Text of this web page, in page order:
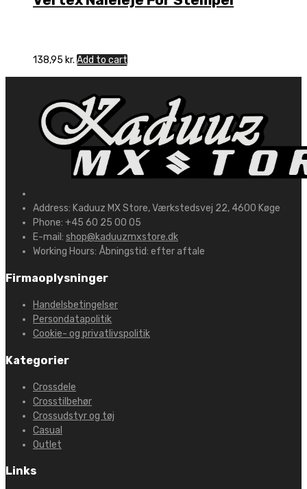
138,95 kr. Add to cart
Address: Kaduuz MX Store, Værkstedsvej 22, 4600 Køge
Phone: +45 60 25 00 05
E-mail: shop@kaduuzmxstore.dk
Working Hours: Åbningstid: efter aftale
Firmaoplysninger
Handelsbetingelser
Persondatapolitik
Cookie- og privatlivspolitik
Kategorier
Crossdele
Crosstilbehør
Crossudstyr og tøj
Casual
Outlet
Links